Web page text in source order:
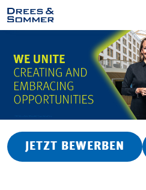
AREAS
JETZT BEWERBEN